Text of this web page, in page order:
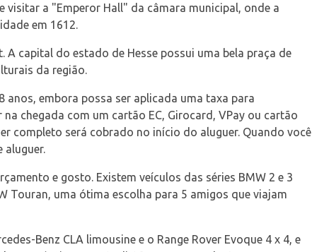
visitar a "Emperor Hall" da câmara municipal, onde a
em 1612.
capital do estado de Hesse possui uma bela praça de
da região.
embora possa ser aplicada uma taxa para
chegada com um cartão EC, Girocard, VPay ou cartão
completo será cobrado no início do aluguer. Quando você
aluguer.
e gosto. Existem veículos das séries BMW 2 e 3
Touran, uma ótima escolha para 5 amigos que viajam
Benz CLA limousine e o Range Rover Evoque 4 x 4, e